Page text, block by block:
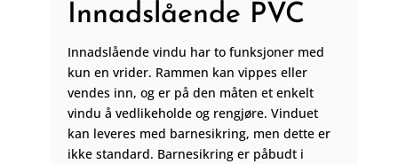
Innadslående PVC
Innadslående vindu har to funksjoner med
kun en vrider. Rammen kan vippes eller
vendes inn, og er på den måten et enkelt
vindu å vedlikeholde og rengjøre. Vinduet
kan leveres med barnesikring, men dette er
ikke standard. Barnesikring er påbudt i